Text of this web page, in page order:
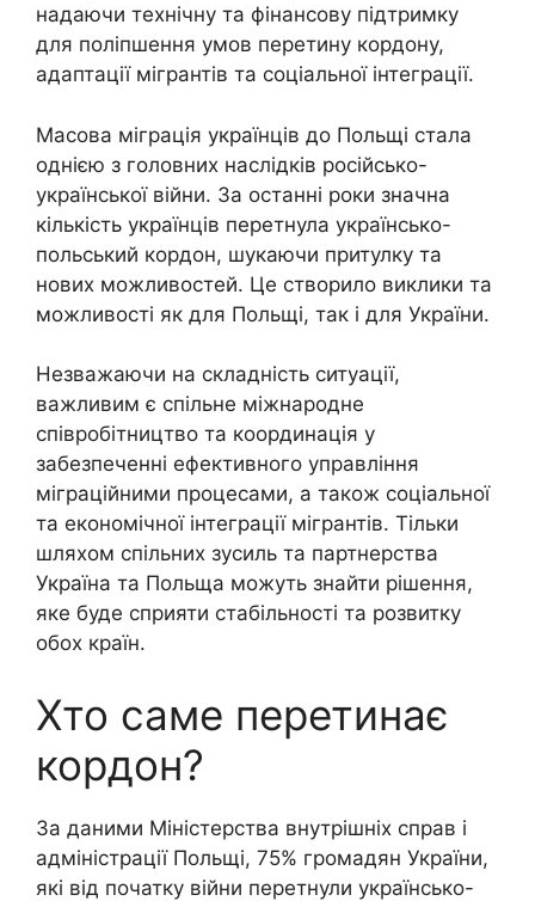
надаючи технічну та фінансову підтримку
для поліпшення умов перетину кордону,
адаптації мігрантів та соціальної інтеграції.
Масова міграція українців до Польщі стала
однією з головних наслідків російсько-
української війни. За останні роки значна
кількість українців перетнула українсько-
польський кордон, шукаючи притулку та
нових можливостей. Це створило виклики та
можливості як для Польщі, так і для України.
Незважаючи на складність ситуації,
важливим є спільне міжнародне
співробітництво та координація у
забезпеченні ефективного управління
міграційними процесами, а також соціальної
та економічної інтеграції мігрантів. Тільки
шляхом спільних зусиль та партнерства
Україна та Польща можуть знайти рішення,
яке буде сприяти стабільності та розвитку
обох країн.
Хто саме перетинає
кордон?
За даними Міністерства внутрішніх справ і
адміністрації Польщі, 75% громадян України,
які від початку війни перетнули українсько-